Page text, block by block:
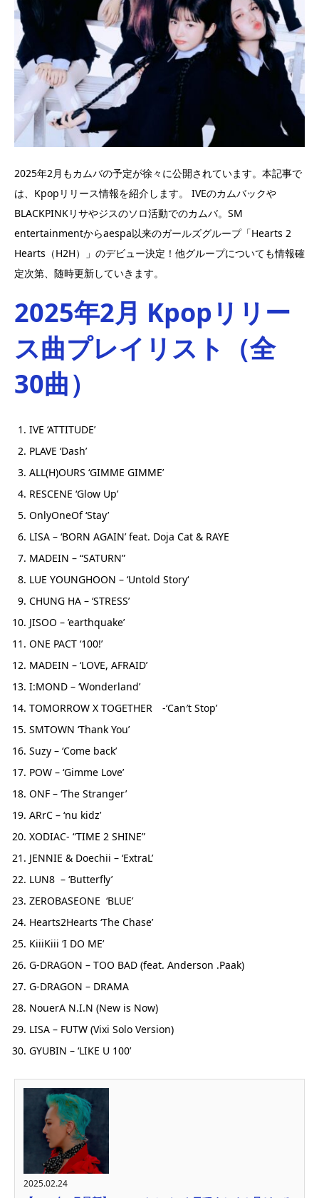
2025年2月もカムバの予定が徐々に公開されています。本記事で
は、Kpopリリース情報を紹介します。 IVEのカムバックや
BLACKPINKリサやジスのソロ活動でのカムバ。SM
entertainmentからaespa以来のガールズグループ「Hearts 2
Hearts（H2H）」のデビュー決定！他グループについても情報確
定次第、随時更新していきます。
2025年2月 Kpopリリー
ス曲プレイリスト（全
30曲）
IVE ‘ATTITUDE’
PLAVE ‘Dash’
ALL(H)OURS ‘GIMME GIMME’
RESCENE ‘Glow Up’
OnlyOneOf ‘Stay’
LISA – ‘BORN AGAIN’ feat. Doja Cat & RAYE
MADEIN – “SATURN”
LUE YOUNGHOON – ‘Untold Story‘
CHUNG HA – ‘STRESS’
JISOO – ’earthquake’
ONE PACT ‘100!’
MADEIN – ‘LOVE, AFRAID’
I:MOND – ‘Wonderland’
TOMORROW X TOGETHER -‘Can′t Stop’
SMTOWN ‘Thank You’
Suzy – ‘Come back’
POW – ‘Gimme Love’
ONF – ‘The Stranger’
ARrC – ‘nu kidz’
XODIAC- “TIME 2 SHINE”
JENNIE & Doechii – ‘ExtraL’
LUN8 – ‘Butterfly’
ZEROBASEONE ‘BLUE’
Hearts2Hearts ‘The Chase’
KiiiKiii ‘I DO ME’
G-DRAGON – TOO BAD (feat. Anderson .Paak)
G-DRAGON – DRAMA
NouerA N.I.N (New is Now)
LISA – FUTW (Vixi Solo Version)
GYUBIN – ‘LIKE U 100’
2025.02.24